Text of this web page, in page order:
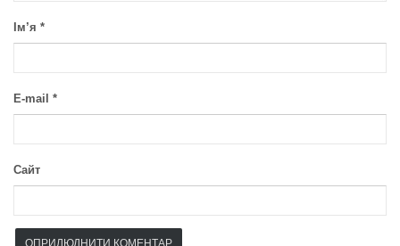
Ім’я *
E-mail *
Сайт